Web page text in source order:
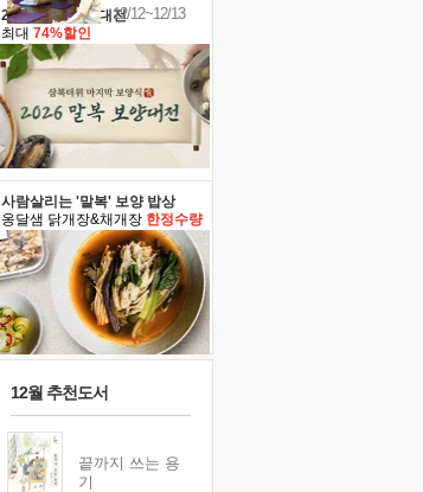
12/12~12/13
2026 말복 보양대전
최대 74%할인
사람살리는 '말복' 보양 밥상
옹달샘 닭개장&채개장 한정수량
12월 추천도서
끝까지 쓰는 용
기